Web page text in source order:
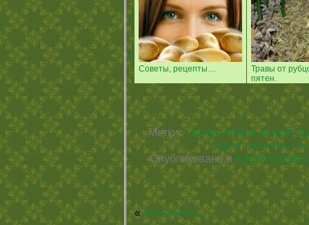
Советы, рецепты…
Травы от
пятен.
Метки:+как вылечить бурсит,
бурсит причины,
Опубликовано в
«Жестокость…